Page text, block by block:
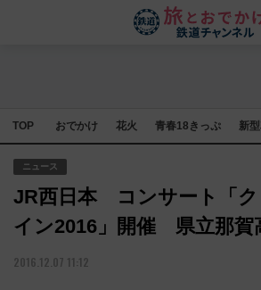
TOP おでかけ 花火 青春18きっぷ 新
ニュース
JR西日本 コンサート「ク
イン2016」開催 県立那賀
2016.12.07 11:12